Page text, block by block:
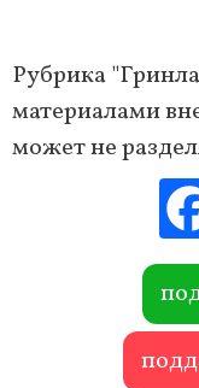
Рубрика
материалами
может не